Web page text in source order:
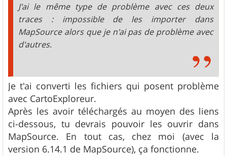
J'ai le même type de problème avec ces deux
traces : impossible de les importer dans
MapSource alors que je n'ai pas de problème avec
d'autres.
Je t'ai converti les fichiers qui posent problème
avec CartoExploreur.
Après les avoir téléchargés au moyen des liens
ci-dessous, tu devrais pouvoir les ouvrir dans
MapSource. En tout cas, chez moi (avec la
version 6.14.1 de MapSource), ça fonctionne.